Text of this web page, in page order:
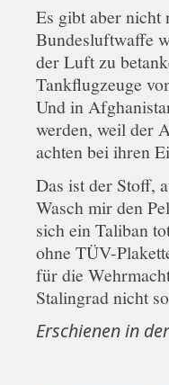
Es gibt aber nicht
Bundesluftwaffe
der Luft zu
Tankflugzeuge
Und in
werden, weil der
achten bei ihren
Das ist der Stoff,
Wasch mir den
sich ein Taliban
ohne TÜV-
für die
Stalingrad nicht
Erschienen in